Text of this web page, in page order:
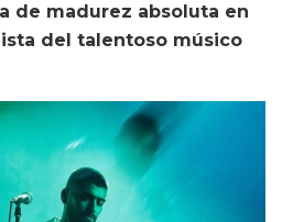
de madurez absoluta en
del talentoso músico